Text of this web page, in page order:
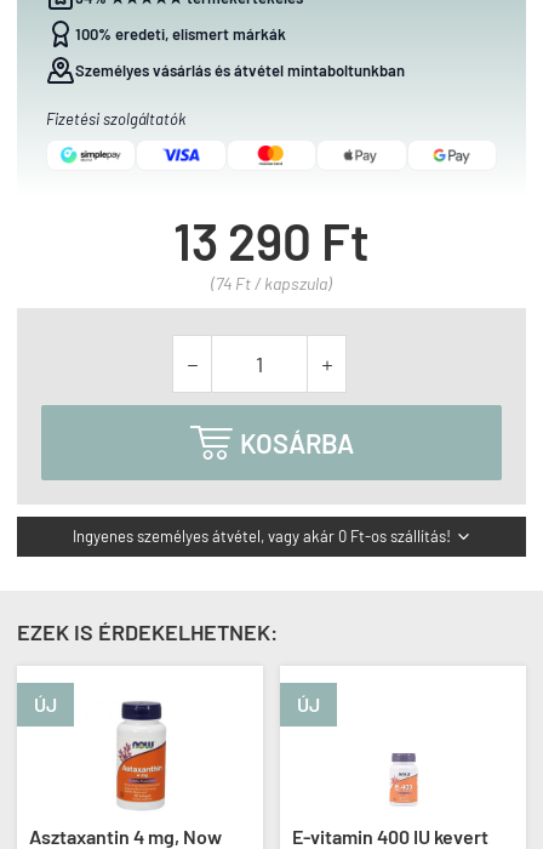
100% eredeti, elismert márkák
Személyes vásárlás és átvétel mintaboltunkban
Fizetési szolgáltatók
13 290 Ft
(74 Ft / kapszula)
 
 KOSÁRBA
Ingyenes személyes átvétel, vagy akár 0 Ft-os szállítás! 
EZEK IS ÉRDEKELHETNEK:
ÚJ
Asztaxantin 4 mg, Now
ÚJ
E-vitamin 400 IU kevert